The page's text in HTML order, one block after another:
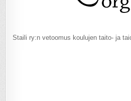
Staili ry:n vetoomus koulujen taito- ja